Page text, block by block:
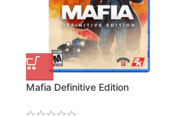
Mafia Definitive Edition